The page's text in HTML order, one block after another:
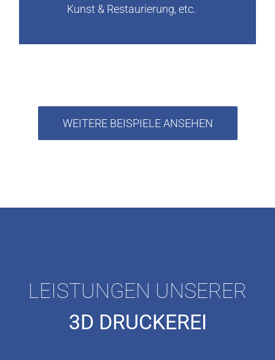
Kunst & Restaurierung, etc.
WEITERE BEISPIELE ANSEHEN
LEISTUNGEN UNSERER
3D DRUCKEREI